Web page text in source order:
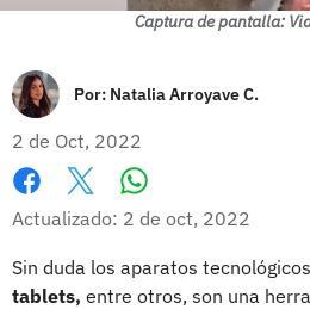
Captura de pantalla:
Por: Natalia Arroyave C.
2 de Oct, 2022
Facebook
X
Actualizado: 2 de oct, 2022
Sin duda los aparatos
tablets, entre otros, son una